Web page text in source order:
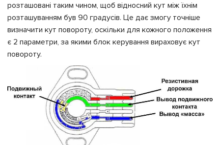
розташовані таким чином, щоб відносний кут між їхнім
розташуванням був 90 градусів. Це дає змогу точніше
визначити кут повороту, оскільки для кожного положення
є 2 параметри, за якими блок керування вираховує кут
повороту.